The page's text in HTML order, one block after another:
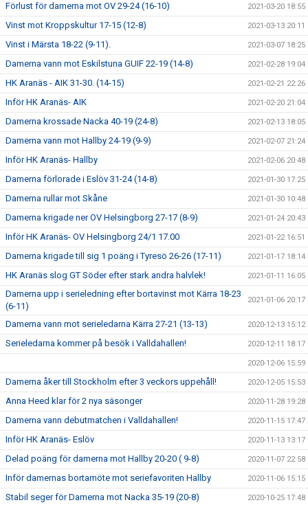
Förlust för damerna mot OV 29-24 (16-10) 2021-03-20 18:55
Vinst mot Kroppskultur 17-15 (12-8) 2021-03-13 20:11
Vinst i Märsta 18-22 (9-11). 2021-03-07 18:25
Damerna vann mot Eskilstuna GUIF 22-19 (14-8) 2021-02-28 19:04
HK Aranäs - AIK 31-30. (14-15) 2021-02-21 22:26
Inför HK Aranäs- AIK 2021-02-20 21:04
Damerna krossade Nacka 40-19 (24-8) 2021-02-13 18:05
Damerna vann mot Hallby 24-19 (9-9) 2021-02-07 21:24
Inför HK Aranäs- Hallby 2021-02-06 20:48
Damerna förlorade i Eslöv 31-24 (14-8) 2021-01-30 17:25
Damerna rullar mot Skåne 2021-01-30 10:48
Damerna krigade ner OV Helsingborg 27-17 (8-9) 2021-01-24 20:43
Inför HK Aranäs- OV Helsingborg 24/1 17.00 2021-01-22 16:51
Damerna krigade till sig 1 poäng i Tyresö 26-26 (17-11) 2021-01-17 18:14
HK Aranäs slog GT Söder efter stark andra halvlek! 2021-01-11 16:05
Damerna upp i serieledning efter bortavinst mot Kärra 18-23
(6-11)
2021-01-06 20:17
Damerna vann mot serieledarna Kärra 27-21 (13-13) 2020-12-13 15:12
Serieledarna kommer på besök i Valldahallen! 2020-12-11 18:17
2020-12-06 15:59
Damerna åker till Stockholm efter 3 veckors uppehåll! 2020-12-05 15:53
Anna Heed klar för 2 nya säsonger 2020-11-28 19:28
Damerna vann debutmatchen i Valldahallen! 2020-11-15 17:47
Inför HK Aranäs- Eslöv 2020-11-13 13:17
Delad poäng för damerna mot Hallby 20-20 ( 9-8) 2020-11-07 22:58
Inför damernas bortamöte mot seriefavoriten Hallby 2020-11-06 15:15
Stabil seger för Damerna mot Nacka 35-19 (20-8) 2020-10-25 17:48